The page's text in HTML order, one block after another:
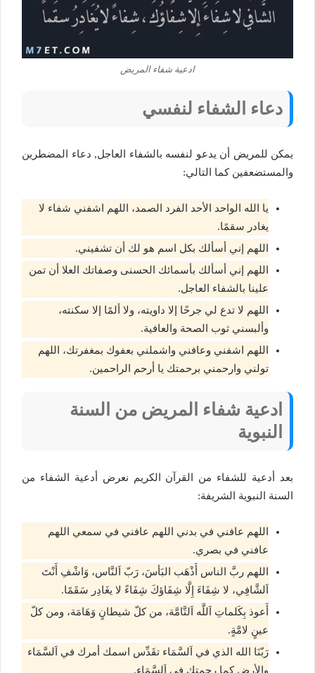
ادعية شفاء المريض
دعاء الشفاء لنفسي
يمكن للمريض أن يدعو لنفسه بالشفاء العاجل, دعاء المضطرين
والمستضعفين كما التالي:
يا الله الواحد الأحد الفرد الصمد، اللهم اشفني شفاء لا
يغادر سقمًا.
اللهم إني أسألك بكل اسم هو لك أن تشفيني.
اللهم إني أسألك بأسمائك الحسنى وصفاتك العلا أن تمن
علينا بالشفاء العاجل.
اللهم لا تدع لي جرحًا إلا داويته، ولا ألمًا إلا سكنته،
وألبسني ثوب الصحة والعافية.
اللهم اشفني وعافني واشملني بعفوك بمغفرتك، اللهم
تولني وارحمني برحمتك يا أرحم الراحمين.
ادعية شفاء المريض من السنة
النبوية
بعد أدعية للشفاء من القرآن الكريم نعرض أدعية الشفاء من
السنة النبوية الشريفة:
اللهم عافني في بدني اللهم عافني في سمعي اللهم
عافني في بصري.
اللهم ربَّ الناس أَذْهَب البَأسَ، رَبّ اَلنَّاس، وَاشْفِ أَنْتَ
اَلشَّافِي، لا شِفَاءَ إِلَّا شِفَاؤكَ شِفَاءً لا يغَادِر سَقَمًا.
أَعوذ بِكَلماتِ اَللَّه اَلتَّامَّة، من كلّ شيطانٍ وَهَامَة، ومن كلّ
عينٍ لامَّةٍ.
رَبّنَا الله الذي في اَلسَّمَاء تقَدِّس اسمك أمرك في اَلسَّمَاء
والأرضِ كما رحمتك في اَلسَّمَاء.